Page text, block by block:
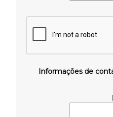
Informações de